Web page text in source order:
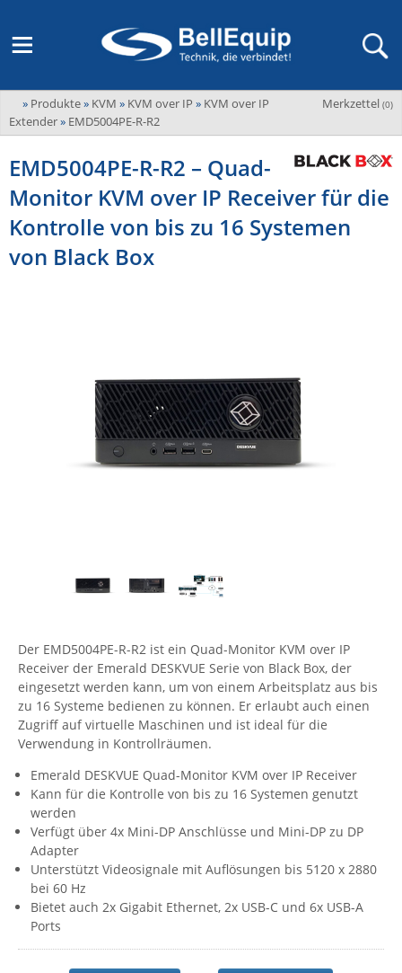
M2M Router, Antennen, VPN & SIM
SD-WAN & Bonding
Antennen
USV / UPS
Energiemessung
Industrielle Stromversorgung
Energieverteilung
IoT, Umgebungsmonitoring & Sensorik
IP, WLAN & GSM Sensorik
IoT - Internet of Things
IPC, Industrielle Netzwerktechnik & WLAN
IT Netzwerktechnik / Kommunikation
Adder
ADEL system
Advantech
Advantech-Conel
AKCP / AKCess Pro
Amit
Cambium Networks
Comet System
Enginko - mcf88
Gefen
Gude
Guntermann & Drunck
High Sec Labs
HW group
Icron
IEC Lock
Ihse
Kerlink
Kramer Electronics
Übersicht
Wissen
Neue Produkte
Veranstaltungen
LAGERABVERKAUF Stromverteilung und -messung
Unternehmen
Ansprechpersonen
Veranstaltungen
Jobs & Karriere
Merkzettel (0)
» Produkte» KVM » KVM over IP » KVM over IP
Extender» EMD5004PE-R-R2
EMD5004PE-R-R2 – Quad-
Monitor KVM over IP Receiver für die
Kontrolle von bis zu 16 Systemen
von Black Box
Der EMD5004PE-R-R2 ist ein Quad-Monitor KVM over IP
Receiver der Emerald DESKVUE Serie von Black Box, der
eingesetzt werden kann, um von einem Arbeitsplatz aus bis
zu 16 Systeme bedienen zu können. Er erlaubt auch einen
Zugriff auf virtuelle Maschinen und ist ideal für die
Verwendung in Kontrollräumen.
Emerald DESKVUE Quad-Monitor KVM over IP Receiver
Kann für die Kontrolle von bis zu 16 Systemen genutzt
werden
Verfügt über 4x Mini-DP Anschlüsse und Mini-DP zu DP
Adapter
Unterstützt Videosignale mit Auflösungen bis 5120 x 2880
bei 60 Hz
Bietet auch 2x Gigabit Ethernet, 2x USB-C und 6x USB-A
Ports